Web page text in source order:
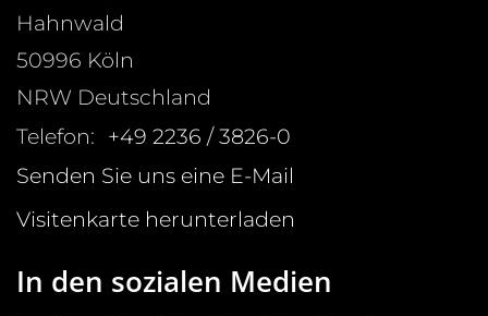
Hahnwald
50996 Köln
NRW Deutschland
Telefon: +49 2236 / 3826-0
Senden Sie uns eine E-Mail
Visitenkarte herunterladen
In den sozialen Medien